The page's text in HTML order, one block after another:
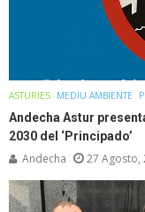
ASTURIES MEDIU AMBIENTE
Andecha Astur
2030 del ‘Principado’
Andecha 27 Agosto,